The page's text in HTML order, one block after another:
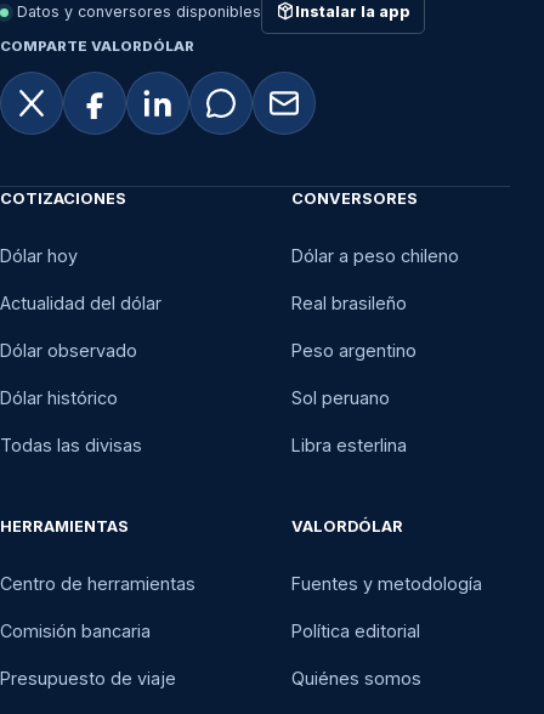
Datos y conversores disponibles Instalar la app
COMPARTE VALORDÓLAR
COTIZACIONES
Dólar hoy
Actualidad del dólar
Dólar observado
Dólar histórico
Todas las divisas
CONVERSORES
Dólar a peso chileno
Real brasileño
Peso argentino
Sol peruano
Libra esterlina
HERRAMIENTAS
Centro de herramientas
Comisión bancaria
Presupuesto de viaje
VALORDÓLAR
Fuentes y metodología
Política editorial
Quiénes somos